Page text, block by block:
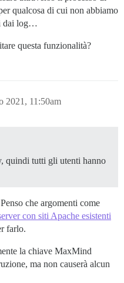
qualcosa di cui non abbiamo
dai log…
questa funzionalità?
2021, 11:50am
quindi tutti gli utenti hanno
che argomenti come
con siti Apache esistenti
farlo.
la chiave MaxMind
ma non causerà alcun